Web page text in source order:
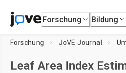
Forschung Bildung
Forschung JoVE Journal
Leaf Area Index